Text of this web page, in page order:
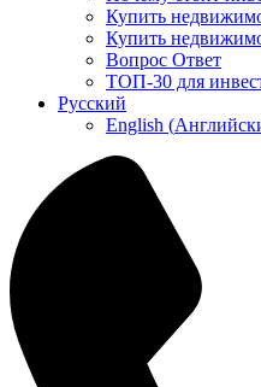
Купить
Купить
Вопрос Ответ
ТОП-30 для
Русский
English (